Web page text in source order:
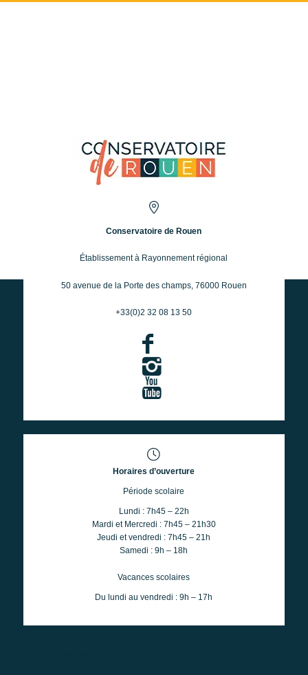
Conservatoire de Rouen
Établissement à Rayonnement régional
50 avenue de la Porte des champs, 76000 Rouen
+33(0)2 32 08 13 50
Horaires d’ouverture
Période scolaire
Lundi : 7h45 – 22h
Mardi et Mercredi : 7h45 – 21h30
Jeudi et vendredi : 7h45 – 21h
Samedi : 9h – 18h
Vacances scolaires
Du lundi au vendredi : 9h – 17h